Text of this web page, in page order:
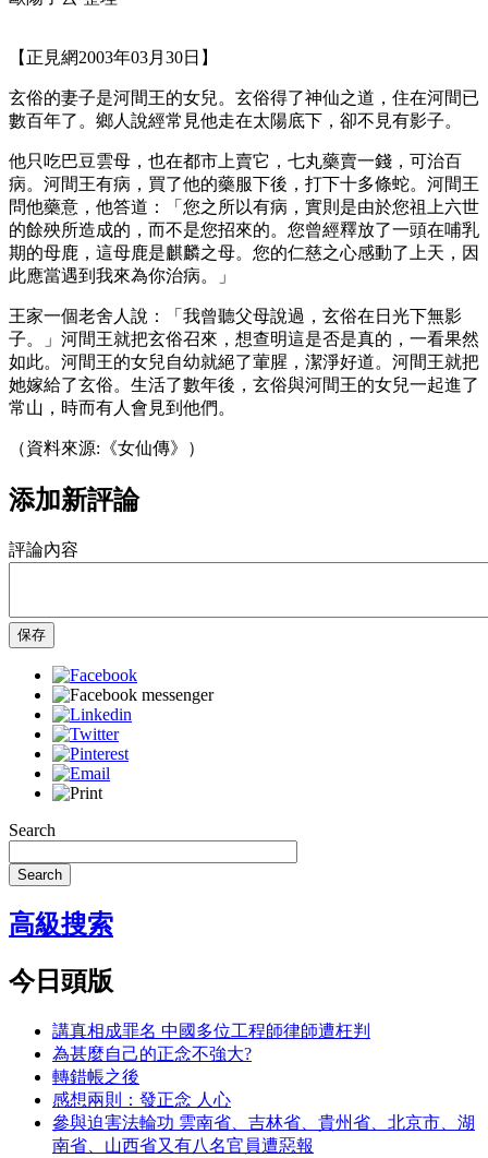
【正見網2003年03月30日】
玄俗的妻子是河間王的女兒。玄俗得了神仙之道，住在河間已
數百年了。鄉人說經常見他走在太陽底下，卻不見有影子。
他只吃巴豆雲母，也在都市上賣它，七丸藥賣一錢，可治百
病。河間王有病，買了他的藥服下後，打下十多條蛇。河間王
問他藥意，他答道：「您之所以有病，實則是由於您祖上六世
的餘殃所造成的，而不是您招來的。您曾經釋放了一頭在哺乳
期的母鹿，這母鹿是麒麟之母。您的仁慈之心感動了上天，因
此應當遇到我來為你治病。」
王家一個老舍人說：「我曾聽父母說過，玄俗在日光下無影
子。」河間王就把玄俗召來，想查明這是否是真的，一看果然
如此。河間王的女兒自幼就絕了葷腥，潔淨好道。河間王就把
她嫁給了玄俗。生活了數年後，玄俗與河間王的女兒一起進了
常山，時而有人會見到他們。
（資料來源:《女仙傳》）
添加新評論
評論內容
保存
Search
Search
高級搜索
今日頭版
講真相成罪名 中國多位工程師律師遭枉判
為甚麼自己的正念不強大?
轉錯帳之後
感想兩則：發正念 人心
參與迫害法輪功 雲南省、吉林省、貴州省、北京市、湖
南省、山西省又有八名官員遭惡報